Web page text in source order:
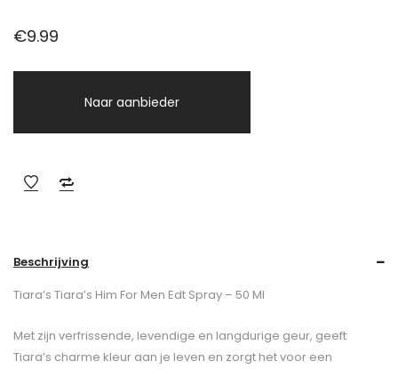
€9.99
Naar aanbieder
Beschrijving
Tiara’s Tiara’s Him For Men Edt Spray – 50 Ml
Met zijn verfrissende, levendige en langdurige geur, geeft
Tiara’s charme kleur aan je leven en zorgt het voor een